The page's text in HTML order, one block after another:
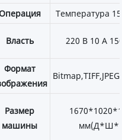
Температура
Власть 220 В 10 А
Формат
Размер
машины